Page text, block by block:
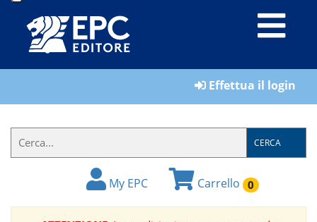
LIBRI
IL
FORMATORE
BOOK
Effettua il login
CERCA
My EPC Carrello 0